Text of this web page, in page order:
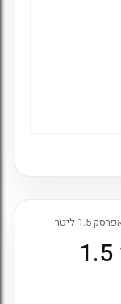
ליטר
בקבוק פיוזטי אפרסק 1.5